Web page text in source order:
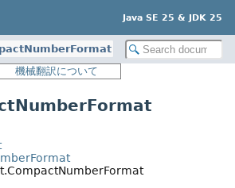
Java SE 25 & JDK 25
機械翻訳について